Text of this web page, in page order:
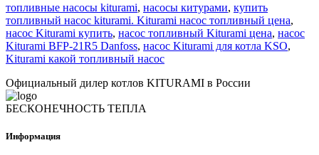
топливные насосы kiturami, насосы китурами, купить
топливный насос kiturami. Kiturami насос топливный цена,
насос Kiturami купить, насос топливный Kiturami цена, насос
Kiturami BFP-21R5 Danfoss, насос Kiturami для котла KSO,
Kiturami какой топливный насос
Официальный дилер котлов KITURAMI в России
БЕСКОНЕЧНОСТЬ ТЕПЛА
Информация